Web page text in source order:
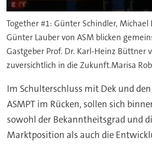
Together #1: Günter Schindler, Michael
Günter Lauber von ASM blicken
Gastgeber Prof. Dr. Karl-Heinz Büttner
zuversichtlich in die Zukunft.Marisa
Im Schulterschluss mit Dek und
ASMPT im Rücken, sollen sich
sowohl der Bekanntheitsgrad und
Marktposition als auch die